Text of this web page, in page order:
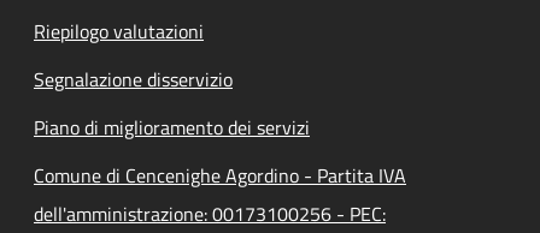
Riepilogo valutazioni
Segnalazione disservizio
Piano di miglioramento dei servizi
Comune di Cencenighe Agordino - Partita IVA
dell'amministrazione: 00173100256 - PEC: